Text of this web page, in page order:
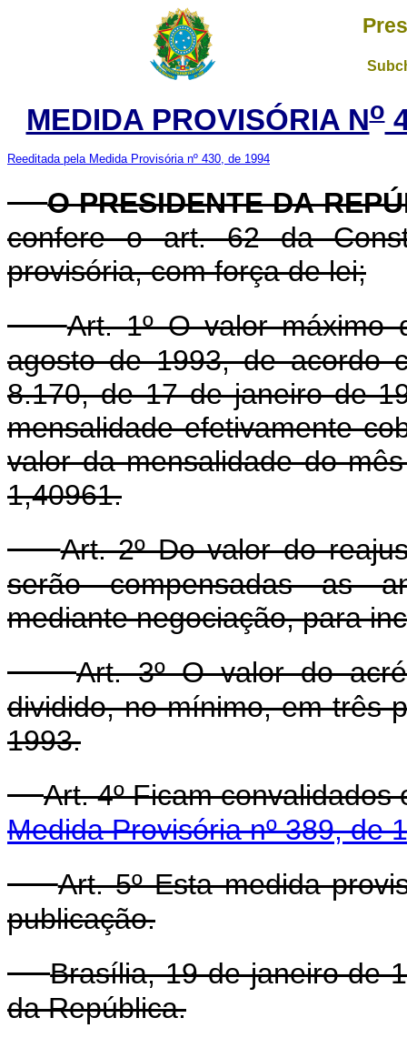
MEDIDA PROVISÓRIA No
Reeditada pela Medida Provisória nº 430, de 1994
O PRESIDENTE DA
confere o art. 62 da
provisória, com força de lei;
Art. 1º O valor máximo
agosto de 1993, de acordo
8.170, de 17 de janeiro de
mensalidade efetivamente
valor da mensalidade do
1,40961.
Art. 2º Do valor do
serão compensadas as
mediante negociação, para
Art. 3º O valor do
dividido, no mínimo, em três
1993.
Art. 4º Ficam
Medida Provisória nº 389, de
Art. 5º Esta medida
publicação.
Brasília, 19 de janeiro de
da República.